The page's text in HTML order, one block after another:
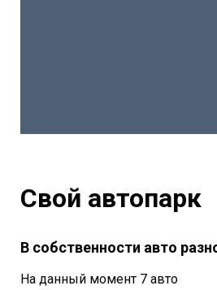
Свой автопарк
В собственности авто
На данный момент 7 авто